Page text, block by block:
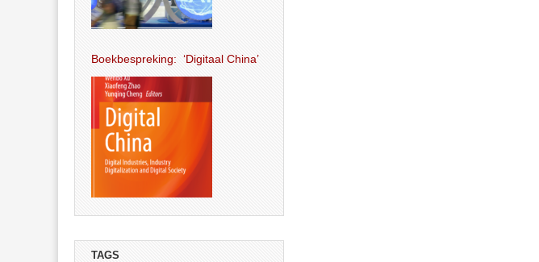
Boekbespreking: ‘Digitaal China’
TAGS